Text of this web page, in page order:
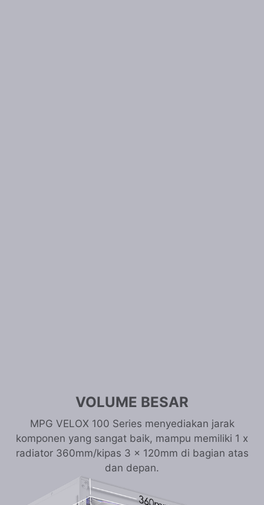
VOLUME BESAR
MPG VELOX 100 Series menyediakan jarak
komponen yang sangat baik, mampu memiliki 1 x
radiator 360mm/kipas 3 x 120mm di bagian atas
dan depan.